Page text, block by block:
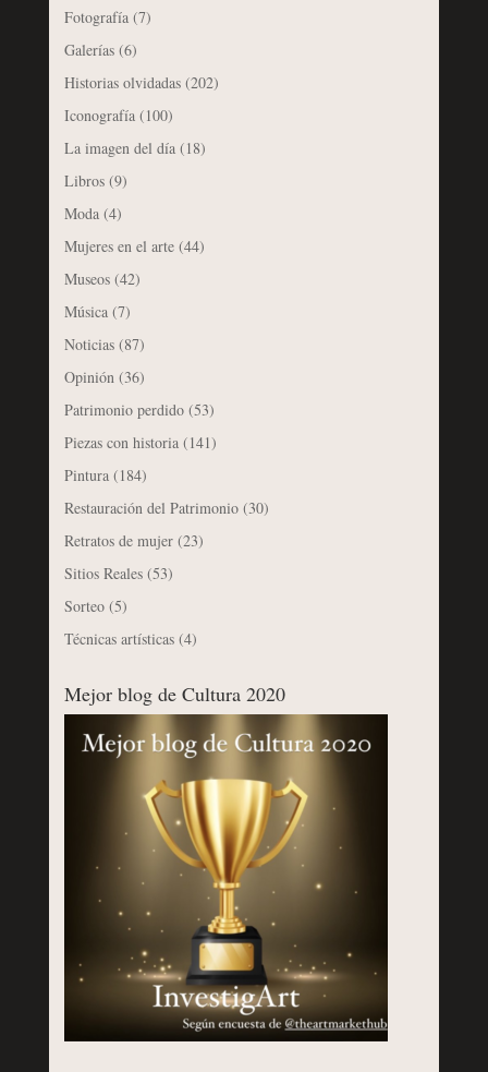
Fotografía(7)
Galerías(6)
Historias olvidadas(202)
Iconografía(100)
La imagen del día(18)
Libros(9)
Moda(4)
Mujeres en el arte(44)
Museos(42)
Música(7)
Noticias(87)
Opinión(36)
Patrimonio perdido(53)
Piezas con historia(141)
Pintura(184)
Restauración del Patrimonio(30)
Retratos de mujer(23)
Sitios Reales(53)
Sorteo(5)
Técnicas artísticas(4)
Mejor blog de Cultura 2020